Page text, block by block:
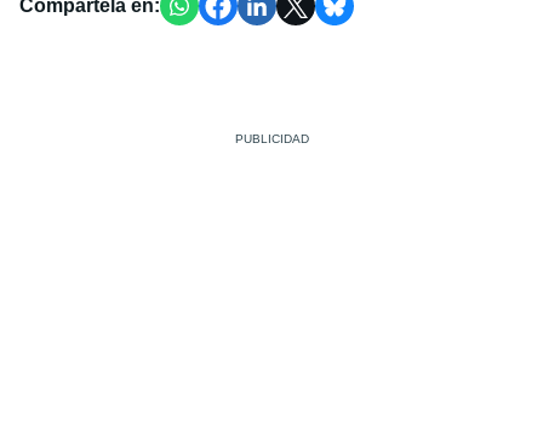
Compártela en: